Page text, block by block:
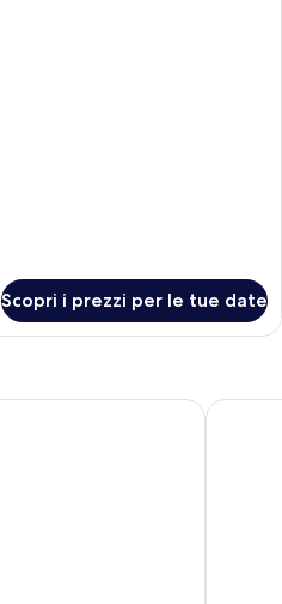
Scopri i prezzi per le tue date
Hotel